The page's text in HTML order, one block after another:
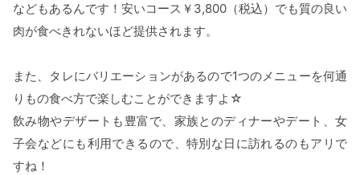
などもあるんです！安いコース￥3,800（税込）でも質の良い
肉が食べきれないほど提供されます。
また、タレにバリエーションがあるので1つのメニューを何通
りもの食べ方で楽しむことができますよ☆
飲み物やデザートも豊富で、家族とのディナーやデート、女
子会などにも利用できるので、特別な日に訪れるのもアリで
すね！